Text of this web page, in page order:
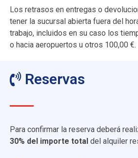
Los retrasos en entregas o
tener la sucursal abierta fuera del
trabajo, incluidos en su caso los
o hacia aeropuertos u otros 100,00 €.
Reservas
Para confirmar la reserva deberá
30% del importe total del alquiler